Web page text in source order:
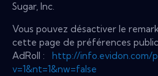
Sugar, Inc.
Vous pouvez désactiver le
cette page de préférences
AdRoll : http://info.evidon.com/
v=1&nt=1&nw=false